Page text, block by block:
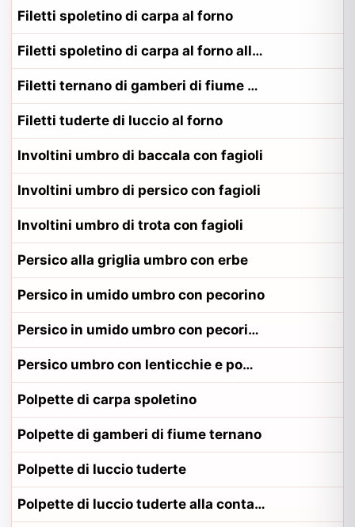
Filetti spoletino di carpa al forno
Filetti spoletino di carpa al forno alla contadina spoletino
Filetti ternano di gamberi di fiume al forno
Filetti tuderte di luccio al forno
Involtini umbro di baccala con fagioli
Involtini umbro di persico con fagioli
Involtini umbro di trota con fagioli
Persico alla griglia umbro con erbe
Persico in umido umbro con pecorino
Persico in umido umbro con pecorino alla contadina orvietano
Persico umbro con lenticchie e pomodoro
Polpette di carpa spoletino
Polpette di gamberi di fiume ternano
Polpette di luccio tuderte
Polpette di luccio tuderte alla contadina tuderte